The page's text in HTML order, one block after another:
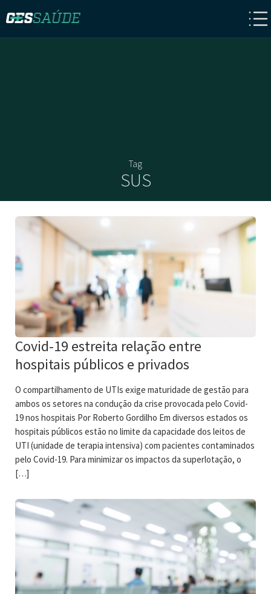
Tag
SUS
Covid-19 estreita relação entre
hospitais públicos e privados
O compartilhamento de UTIs exige maturidade de gestão para
ambos os setores na condução da crise provocada pelo Covid-
19 nos hospitais Por Roberto Gordilho Em diversos estados os
hospitais públicos estão no limite da capacidade dos leitos de
UTI (unidade de terapia intensiva) com pacientes contaminados
pelo Covid-19. Para minimizar os impactos da superlotação, o
[…]